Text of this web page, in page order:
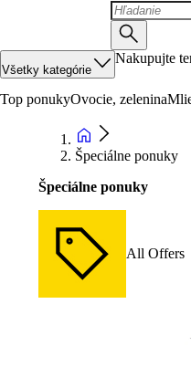
Všetky kategórie
Nakupujte
Top ponukyOvocie, zelenina
Špeciálne ponuky
Špeciálne ponuky
All Offers